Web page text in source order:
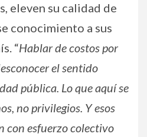
eleven su calidad de
conocimiento a sus
“Hablar de costos por
el sentido
pública. Lo que aquí se
no privilegios. Y esos
con esfuerzo colectivo